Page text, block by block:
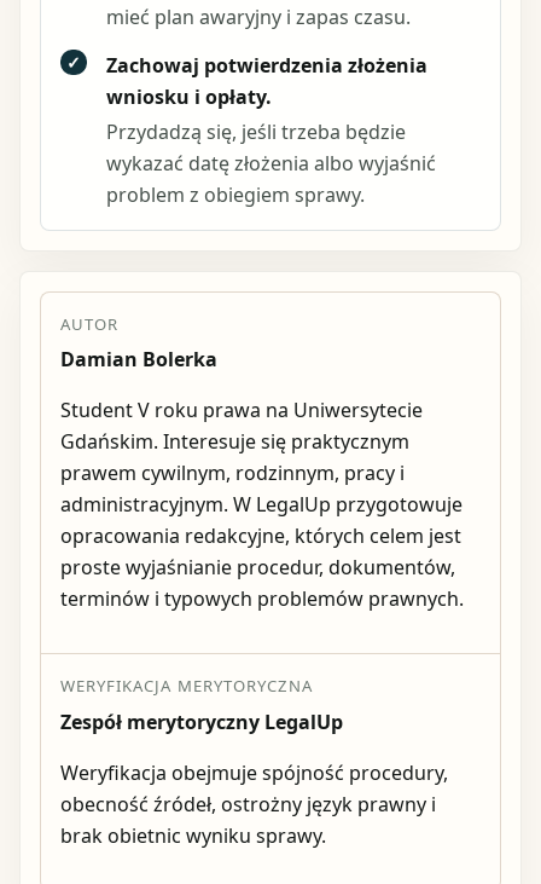
mieć plan awaryjny i zapas czasu.
✓
Zachowaj potwierdzenia złożenia
wniosku i opłaty.
Przydadzą się, jeśli trzeba będzie
wykazać datę złożenia albo wyjaśnić
problem z obiegiem sprawy.
AUTOR
Damian Bolerka
Student V roku prawa na Uniwersytecie
Gdańskim. Interesuje się praktycznym
prawem cywilnym, rodzinnym, pracy i
administracyjnym. W LegalUp przygotowuje
opracowania redakcyjne, których celem jest
proste wyjaśnianie procedur, dokumentów,
terminów i typowych problemów prawnych.
WERYFIKACJA MERYTORYCZNA
Zespół merytoryczny LegalUp
Weryfikacja obejmuje spójność procedury,
obecność źródeł, ostrożny język prawny i
brak obietnic wyniku sprawy.